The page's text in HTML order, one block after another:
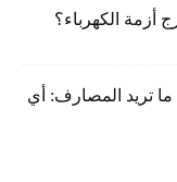
أزمة الكهرباء؟
ما تريد المصارف: أي